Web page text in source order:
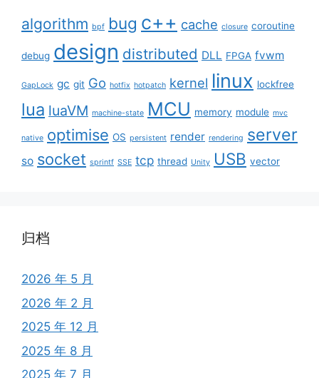
algorithm bpf bug c++ cache closure coroutine
debug design distributed DLL FPGA fvwm
GapLock gc git Go hotfix hotpatch kernel linux lockfree
lua luaVM machine-state MCU memory module mvc
native optimise OS persistent render rendering server
so socket sprintf SSE tcp thread Unity USB vector
归档
2026 年 5 月
2026 年 2 月
2025 年 12 月
2025 年 8 月
2025 年 7 月